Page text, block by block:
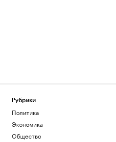
Рубрики
Политика
Экономика
Общество